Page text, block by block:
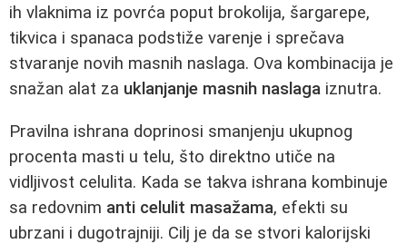
ih vlaknima iz povrća poput brokolija, šargarepe,
tikvica i spanaca podstiže varenje i sprečava
stvaranje novih masnih naslaga. Ova kombinacija je
snažan alat za uklanjanje masnih naslaga iznutra.
Pravilna ishrana doprinosi smanjenju ukupnog
procenta masti u telu, što direktno utiče na
vidljivost celulita. Kada se takva ishrana kombinuje
sa redovnim anti celulit masažama, efekti su
ubrzani i dugotrajniji. Cilj je da se stvori kalorijski